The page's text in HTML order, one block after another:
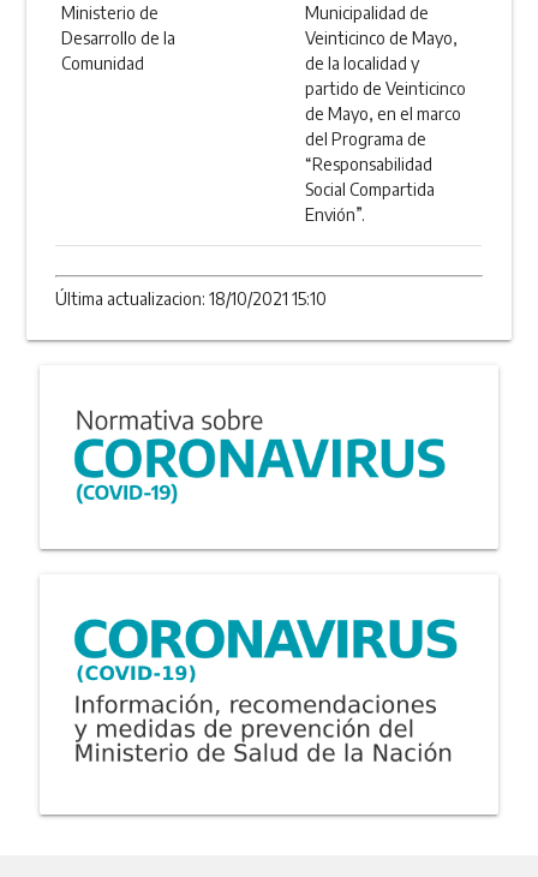
Ministerio de
Desarrollo de la
Comunidad
Municipalidad de
Veinticinco de Mayo,
de la localidad y
partido de Veinticinco
de Mayo, en el marco
del Programa de
“Responsabilidad
Social Compartida
Envión”.
Última actualizacion: 18/10/2021 15:10